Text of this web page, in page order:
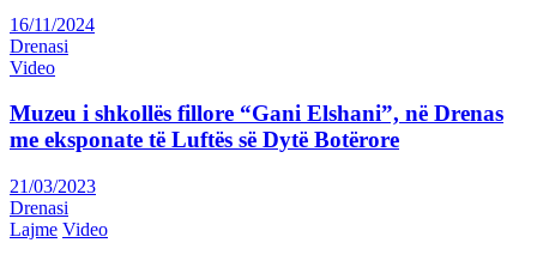
16/11/2024
Drenasi
Video
Muzeu i shkollës fillore “Gani Elshani”, në Drenas
me eksponate të Luftës së Dytë Botërore
21/03/2023
Drenasi
Lajme Video